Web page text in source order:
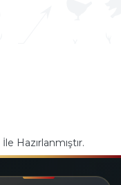
İle Hazırlanmıştır.